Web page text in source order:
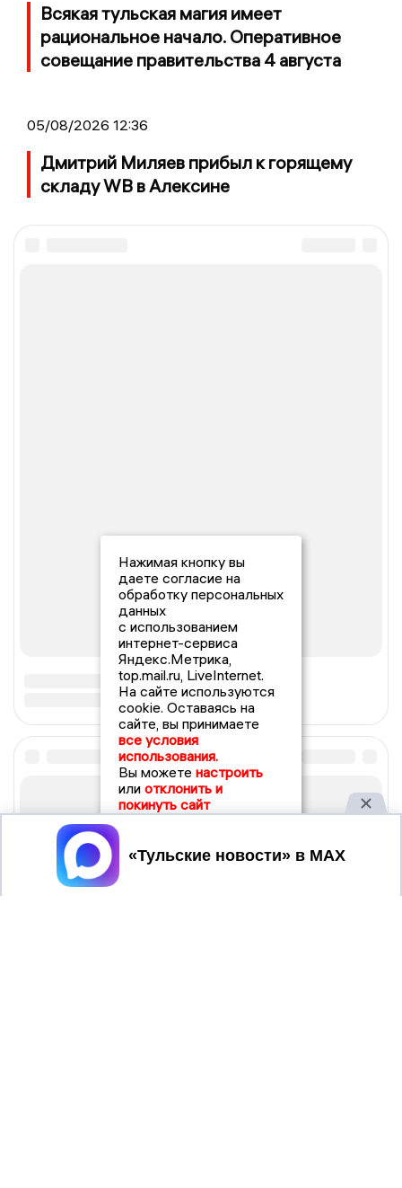
Всякая тульская магия имеет
рациональное начало. Оперативное
совещание правительства 4 августа
05/08/2026 12:36
Дмитрий Миляев прибыл к горящему
складу WB в Алексине
Нажимая кнопку вы
даете согласие на
обработку персональных
данных
с использованием
интернет-сервиса
Яндекс.Метрика,
top.mail.ru, LiveInternet.
На сайте используются
cookie. Оставаясь на
сайте, вы принимаете
все условия
использования.
Вы можете настроить
или отклонить и
покинуть сайт
Принять